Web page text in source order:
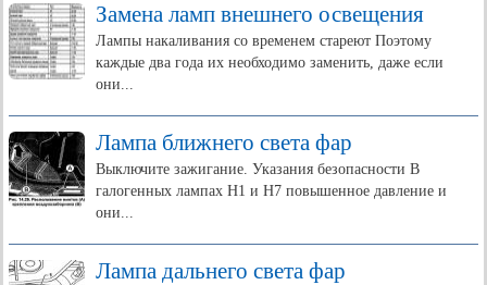
Замена ламп внешнего освещения
Лампы накаливания со временем стареют Поэтому
каждые два года их необходимо заменить, даже если
они...
Лампа ближнего света фар
Выключите зажигание. Указания безопасности В
галогенных лампах Н1 и Н7 повышенное давление и
они...
Лампа дальнего света фар